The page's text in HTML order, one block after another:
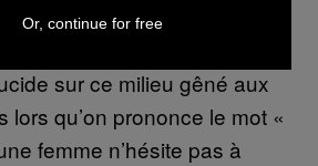
de position tranchées
débats de société, sans
sur ce milieu gêné aux
lors qu’on prononce le mot «
femme n’hésite pas à
Or, continue for free